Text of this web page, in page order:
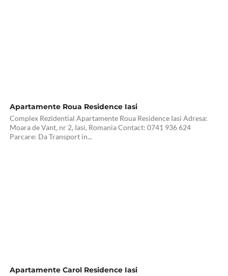
Apartamente Roua Residence Iasi
Complex Rezidential Apartamente Roua Residence Iasi Adresa:
Moara de Vant, nr 2, Iasi, Romania Contact: 0741 936 624
Parcare: Da Transport in...
Apartamente Carol Residence Iasi